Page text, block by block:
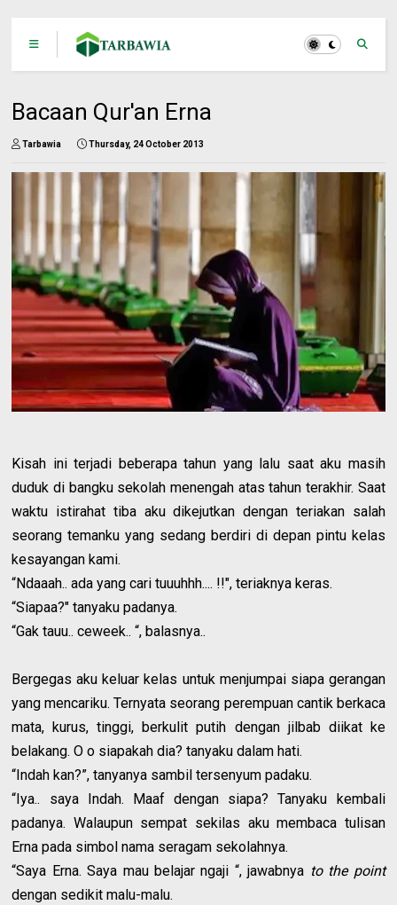
Bacaan Qur'an Erna
Tarbawia Thursday, 24 October 2013
Kisah ini terjadi beberapa tahun yang lalu saat aku masih
duduk di bangku sekolah menengah atas tahun terakhir. Saat
waktu istirahat tiba aku dikejutkan dengan teriakan salah
seorang temanku yang sedang berdiri di depan pintu kelas
kesayangan kami.
“Ndaaah.. ada yang cari tuuuhhh.... !!", teriaknya keras.
“Siapaa?" tanyaku padanya.
“Gak tauu.. ceweek.. “, balasnya..
Bergegas aku keluar kelas untuk menjumpai siapa gerangan
yang mencariku. Ternyata seorang perempuan cantik berkaca
mata, kurus, tinggi, berkulit putih dengan jilbab diikat ke
belakang. O o siapakah dia? tanyaku dalam hati.
“Indah kan?”, tanyanya sambil tersenyum padaku.
“Iya.. saya Indah. Maaf dengan siapa? Tanyaku kembali
padanya. Walaupun sempat sekilas aku membaca tulisan
Erna pada simbol nama seragam sekolahnya.
“Saya Erna. Saya mau belajar ngaji “, jawabnya to the point
dengan sedikit malu-malu.